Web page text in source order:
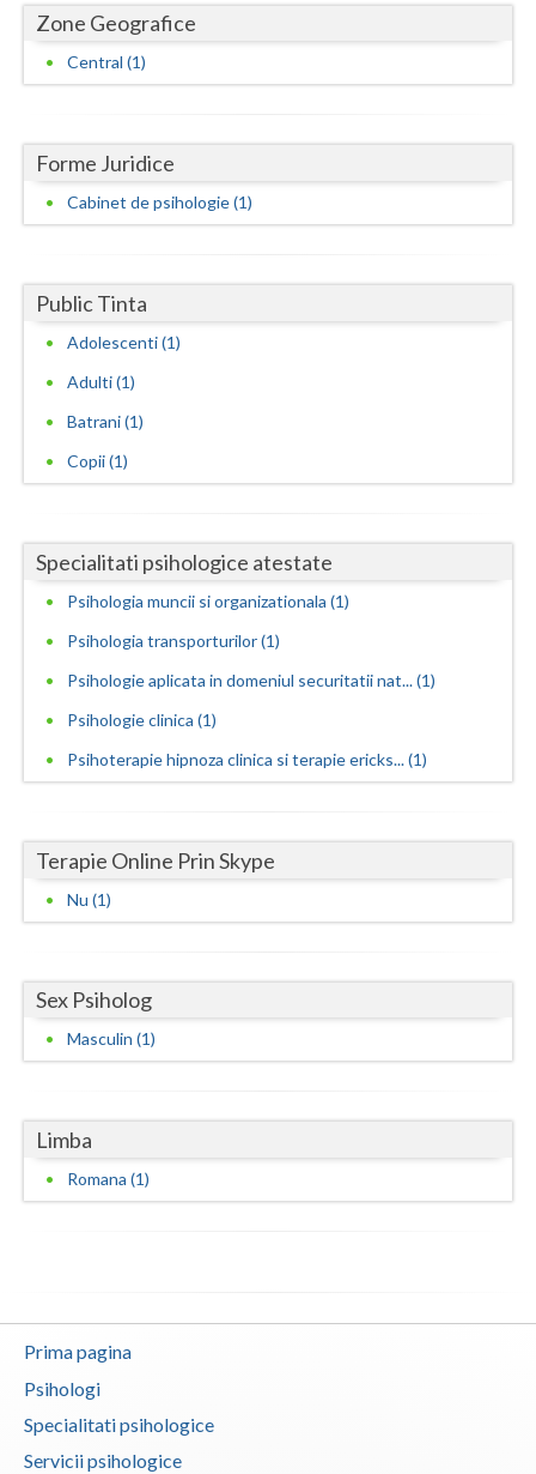
Mures
Neamt
Prahova
Salaj
Sibiu
Suceava
Teleorman
Tulcea
Valcea
Vaslui
Vrancea
Zone Geografice
Central (1)
Forme Juridice
Cabinet de psihologie (1)
Public Tinta
Adolescenti (1)
Adulti (1)
Batrani (1)
Copii (1)
Specialitati psihologice atestate
Psihologia muncii si organizationala (1)
Psihologia transporturilor (1)
Psihologie aplicata in domeniul securitatii nat... (1)
Psihologie clinica (1)
Psihoterapie hipnoza clinica si terapie ericks... (1)
Terapie Online Prin Skype
Nu (1)
Sex Psiholog
Masculin (1)
Limba
Romana (1)
Prima pagina
Psihologi
Specialitati psihologice
Servicii psihologice